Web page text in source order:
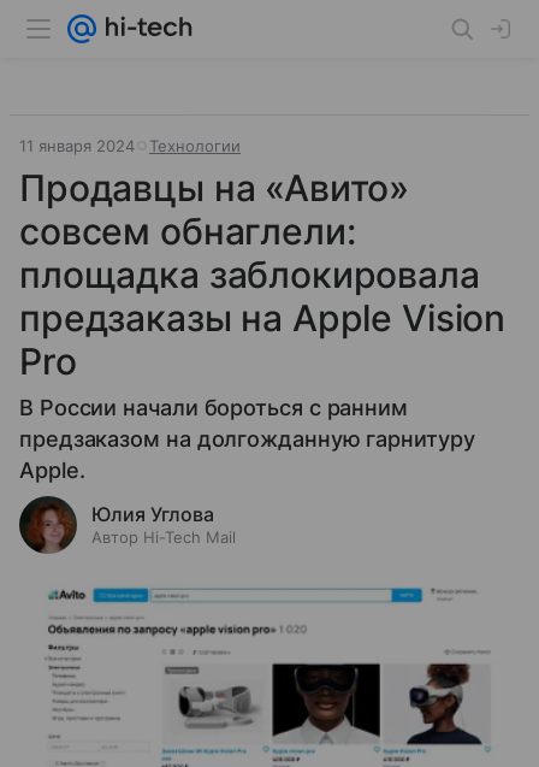
11 января 2024 Технологии
Продавцы на «Авито»
совсем обнаглели:
площадка заблокировала
предзаказы на Apple Vision
Pro
В России начали бороться с ранним
предзаказом на долгожданную гарнитуру
Apple.
Юлия Углова
Автор Hi-Tech Mail